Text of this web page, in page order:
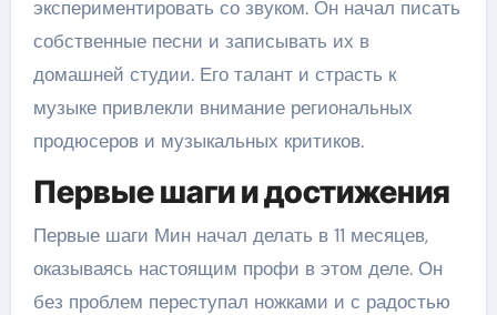
экспериментировать со звуком. Он начал писать
собственные песни и записывать их в
домашней студии. Его талант и страсть к
музыке привлекли внимание региональных
продюсеров и музыкальных критиков.
Первые шаги и достижения
Первые шаги Мин начал делать в 11 месяцев,
оказываясь настоящим профи в этом деле. Он
без проблем переступал ножками и с радостью